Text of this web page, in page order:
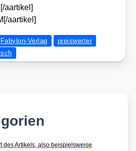
aartikel]
aartikel]
Fabylon-Verlag
preiswerter
des Artikels, also beispielsweise